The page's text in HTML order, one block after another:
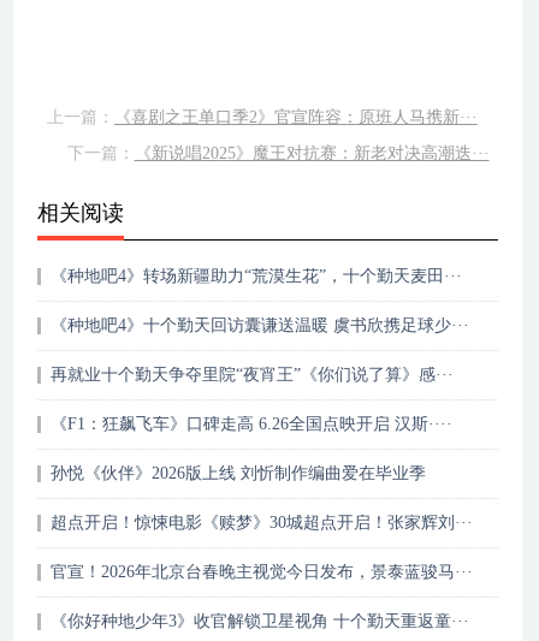
上一篇：
《喜剧之王单口季2》官宣阵容：原班人马携新···
下一篇：
《新说唱2025》魔王对抗赛：新老对决高潮迭···
相关阅读
《种地吧4》转场新疆助力“荒漠生花”，十个勤天麦田···
《种地吧4》十个勤天回访囊谦送温暖 虞书欣携足球少···
再就业十个勤天争夺里院“夜宵王”《你们说了算》感···
《F1：狂飙飞车》口碑走高 6.26全国点映开启 汉斯····
孙悦《伙伴》2026版上线 刘忻制作编曲爱在毕业季
超点开启！惊悚电影《赎梦》30城超点开启！张家辉刘···
官宣！2026年北京台春晚主视觉今日发布，景泰蓝骏马···
《你好种地少年3》收官解锁卫星视角 十个勤天重返童···